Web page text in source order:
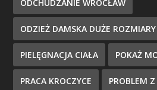
ODCHUDZANIE WROCŁAW
ODZIEŻ DAMSKA DUŻE ROZMIARY
PIELĘGNACJA CIAŁA POKAŻ
PRACA KROCZYCE PROBLEM